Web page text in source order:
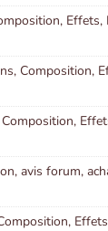
Effets,
Composition,
avis forum,